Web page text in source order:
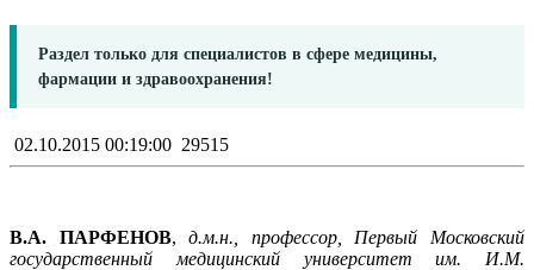
Раздел только для специалистов в сфере медицины,
фармации и здравоохранения!
02.10.2015 00:19:00 29515
В.А. ПАРФЕНОВ,д.м.н., профессор, Первый Московский
государственный медицинский университет им. И.М.